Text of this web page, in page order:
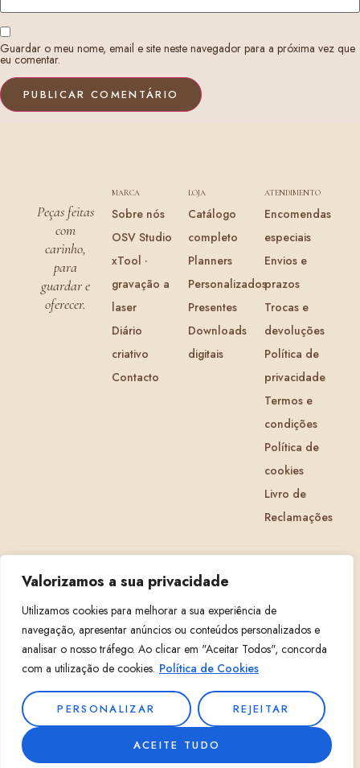
Valorizamos a sua privacidade
Utilizamos cookies para melhorar a sua experiência de
navegação, apresentar anúncios ou conteúdos personalizados e
analisar o nosso tráfego. Ao clicar em "Aceitar Todos", concorda
com a utilização de cookies. Política de Cookies
PERSONALIZAR REJEITAR
ACEITE TUDO
Guardar o meu nome, email e site neste navegador para a próxima vez que
eu comentar.
Peças feitas
com
carinho,
para
guardar e
oferecer.
MARCA
Sobre nós
OSV Studio
xTool ·
gravação a
laser
Diário
criativo
Contacto
LOJA
Catálogo
completo
Planners
Personalizados
Presentes
Downloads
digitais
ATENDIMENTO
Encomendas
especiais
Envios e
prazos
Trocas e
devoluções
Política de
privacidade
Termos e
condições
Política de
cookies
Livro de
Reclamações
© 2026 Organize Sua Vida · feito com carinho em Portugal · NIF
297999230